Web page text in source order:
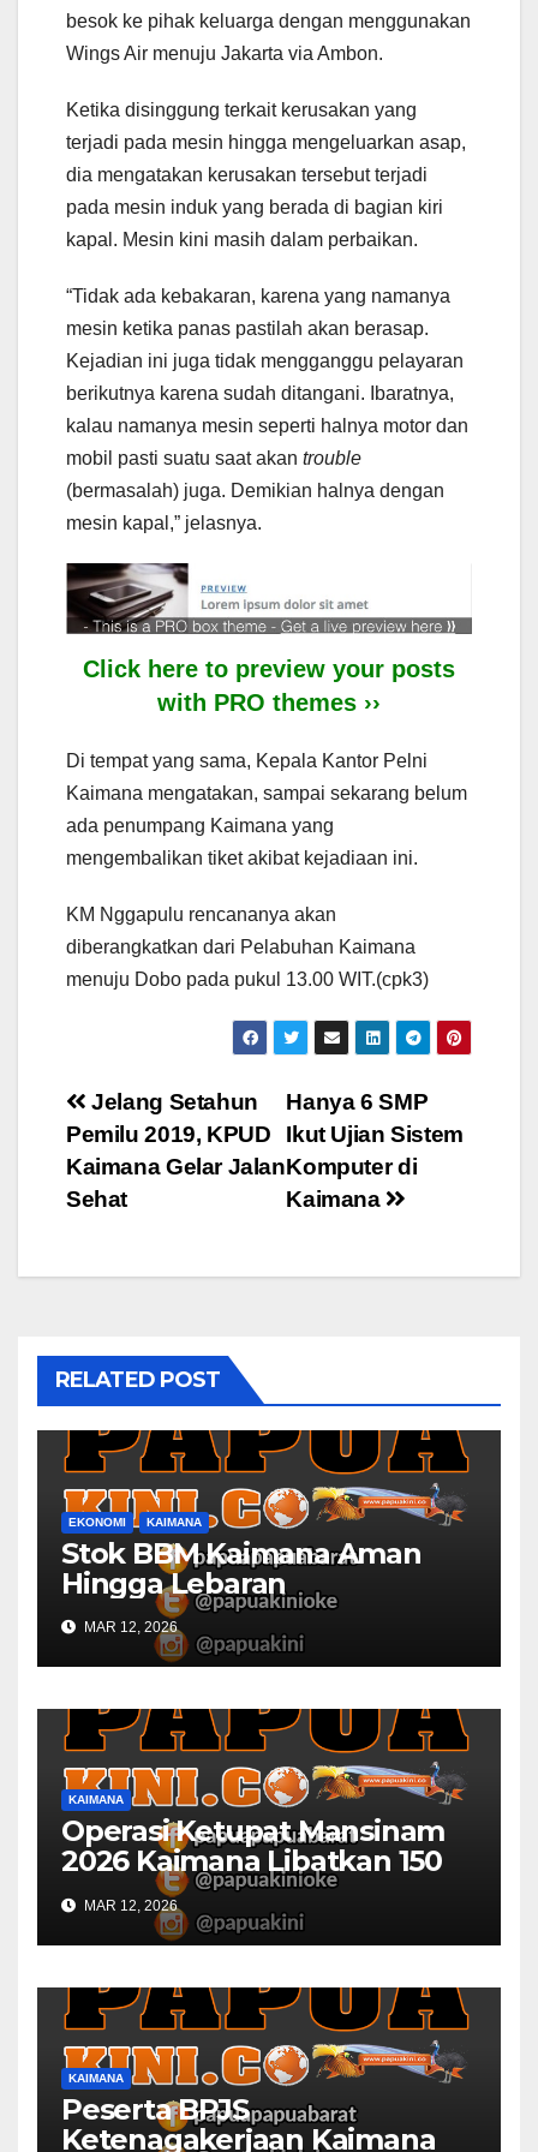
besok ke pihak keluarga dengan menggunakan
Wings Air menuju Jakarta via Ambon.
Ketika disinggung terkait kerusakan yang
terjadi pada mesin hingga mengeluarkan asap,
dia mengatakan kerusakan tersebut terjadi
pada mesin induk yang berada di bagian kiri
kapal. Mesin kini masih dalam perbaikan.
“Tidak ada kebakaran, karena yang namanya
mesin ketika panas pastilah akan berasap.
Kejadian ini juga tidak mengganggu pelayaran
berikutnya karena sudah ditangani. Ibaratnya,
kalau namanya mesin seperti halnya motor dan
mobil pasti suatu saat akan trouble
(bermasalah) juga. Demikian halnya dengan
mesin kapal,” jelasnya.
Click here to preview your posts
with PRO themes ››
Di tempat yang sama, Kepala Kantor Pelni
Kaimana mengatakan, sampai sekarang belum
ada penumpang Kaimana yang
mengembalikan tiket akibat kejadiaan ini.
KM Nggapulu rencananya akan
diberangkatkan dari Pelabuhan Kaimana
menuju Dobo pada pukul 13.00 WIT.(cpk3)
Post
navigation
Hanya 6 SMP
Ikut Ujian Sistem
Komputer di
Kaimana
Jelang Setahun
Pemilu 2019, KPUD
Kaimana Gelar Jalan
Sehat
RELATED POST
EKONOMI KAIMANA
Stok BBM Kaimana Aman
Hingga Lebaran
MAR 12, 2026
KAIMANA
Operasi Ketupat Mansinam
2026 Kaimana Libatkan 150
Personil Gabungan
MAR 12, 2026
KAIMANA
Peserta BPJS
Ketenagakerjaan Kaimana